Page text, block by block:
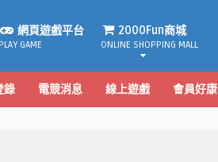
網頁遊戲平台
PLAY GAME
2000Fun商城
ONLINE SHOPPING MALL
錄 電競消息 線上遊戲 會員好康